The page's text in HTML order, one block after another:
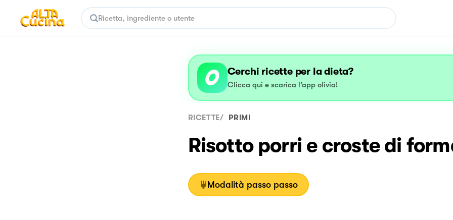
Cerchi ricette per la dieta?
Clicca qui e scarica l’app olivia!
RICETTE/ PRIMI
Risotto porri e croste di
Modalità passo passo